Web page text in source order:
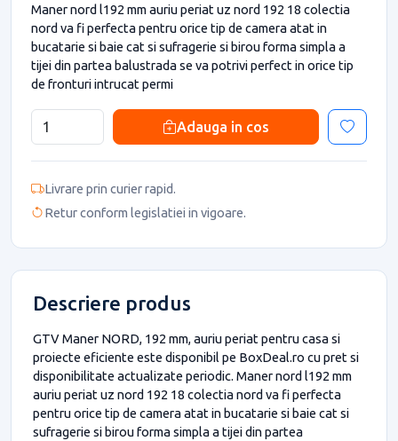
Maner nord l192 mm auriu periat uz nord 192 18 colectia
nord va fi perfecta pentru orice tip de camera atat in
bucatarie si baie cat si sufragerie si birou forma simpla a
tijei din partea balustrada se va potrivi perfect in orice tip
de fronturi intrucat permi
Adauga in cos
Livrare prin curier rapid.
Retur conform legislatiei in vigoare.
Descriere produs
GTV Maner NORD, 192 mm, auriu periat pentru casa si
proiecte eficiente este disponibil pe BoxDeal.ro cu pret si
disponibilitate actualizate periodic. Maner nord l192 mm
auriu periat uz nord 192 18 colectia nord va fi perfecta
pentru orice tip de camera atat in bucatarie si baie cat si
sufragerie si birou forma simpla a tijei din partea